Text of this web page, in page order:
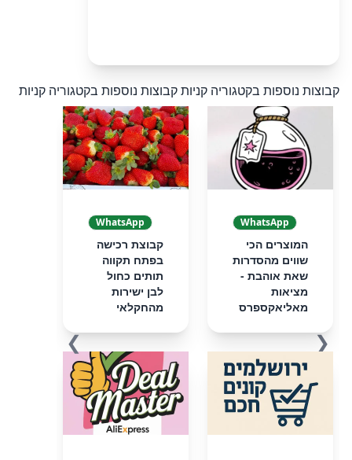
קבוצות נוספות בקטגוריה קניותקבוצות נוספות בקטגוריה קניות
❮
WhatsApp
המוצרים הכי
שווים מהסדרות
שאת אוהבת -
מציאות
מאליאקספרס
WhatsApp
קבוצת רכישה
בפתח תקווה
תותים כחול
לבן ישירות
מהחקלאי
❯